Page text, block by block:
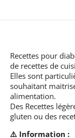
Recettes pour
de recettes de
Elles sont
souhaitant
alimentation.
Des Recettes
gluten ou des
⚠️ Information :